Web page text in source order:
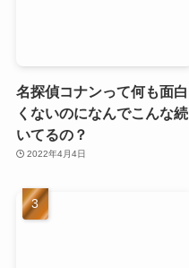
名探偵コナンって何も面白
くないのになんでこんな続
いてるの？
2022年4月4日